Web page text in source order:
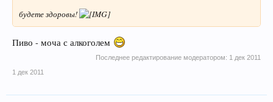
будете здоровы!
Пиво - моча с алкоголем
Последнее редактирование модератором: 1 дек 2011
1 дек 2011